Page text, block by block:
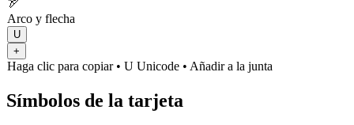
🏹
Arco y flecha
U
+
Haga clic para copiar• U Unicode • Añadir a la junta
Símbolos de la tarjeta